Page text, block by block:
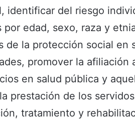
identificar del riesgo
por edad, sexo, raza y
de la protección social en
promover la afiliación
en salud pública y
prestación de los
tratamiento y